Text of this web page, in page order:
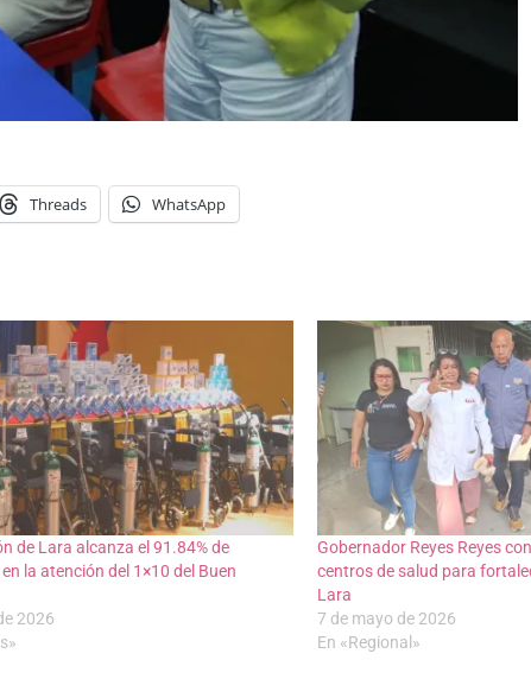
Threads WhatsApp
de Lara alcanza el 91.84% de
la atención del 1×10 del Buen
2026
Gobernador Reyes Reyes
centros de salud para
Lara
7 de mayo de 2026
En «Regional»